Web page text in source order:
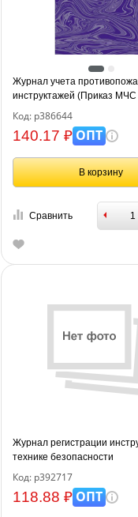
Журнал учета
инструктажей (Приказ
16.12.2024 № 1120, А4,
Код: р386644
140.17 ₽ОПТ
В корзину
Сравнить
Журнал регистрации
технике безопасности
Код: р392717
118.88 ₽ОПТ